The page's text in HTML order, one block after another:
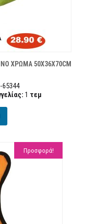
ΧΡΩΜΑ 50X36X70CM
65344
1 τεμ
Προσφορά!